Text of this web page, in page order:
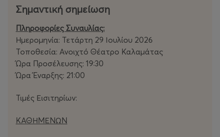
Παραγωγή: FMB Events
Σημαντική σημείωση
Πληροφορίες Συναυλίας:
Ημερομηνία: Τετάρτη 29 Ιουλίου 2026
Τοποθεσία: Ανοιχτό Θέατρο Καλαμάτας
Ώρα Προσέλευσης: 19:30
Ώρα Έναρξης: 21:00
Τιμές Εισιτηρίων:
ΚΑΘΗΜΕΝΩΝ